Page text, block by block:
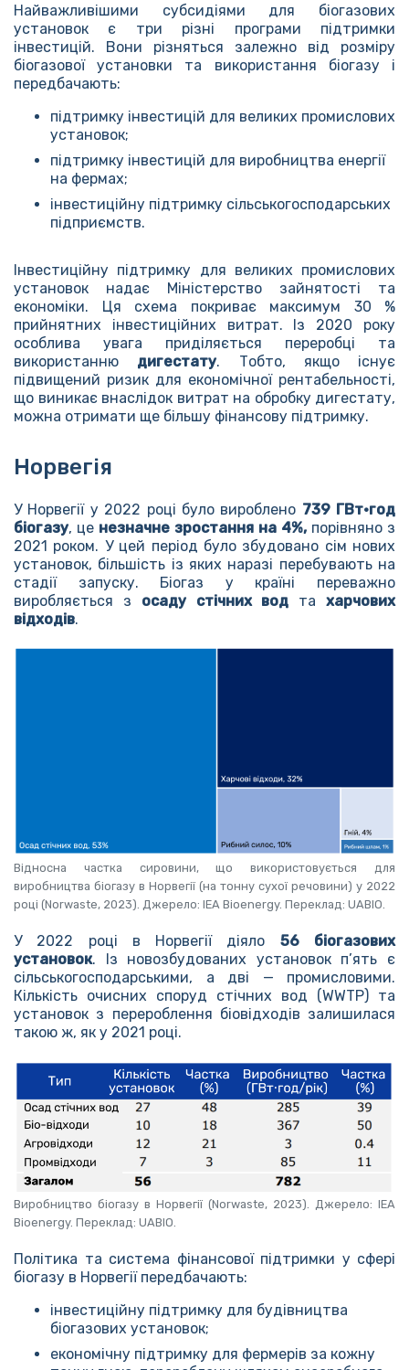
Найважливішими субсидіями для біогазових
установок є три різні програми підтримки
інвестицій. Вони різняться залежно від розміру
біогазової установки та використання біогазу і
передбачають:
підтримку інвестицій для великих промислових
установок;
підтримку інвестицій для виробництва енергії
на фермах;
інвестиційну підтримку сільськогосподарських
підприємств.
Інвестиційну підтримку для великих промислових
установок надає Міністерство зайнятості та
економіки. Ця схема покриває максимум 30 %
прийнятних інвестиційних витрат. Із 2020 року
особлива увага приділяється переробці та
використанню дигестату. Тобто, якщо існує
підвищений ризик для економічної рентабельності,
що виникає внаслідок витрат на обробку дигестату,
можна отримати ще більшу фінансову підтримку.
Норвегія
У Норвегії у 2022 році було вироблено 739 ГВт·год
біогазу, це незначне зростання на 4%, порівняно з
2021 роком. У цей період було збудовано сім нових
установок, більшість із яких наразі перебувають на
стадії запуску. Біогаз у країні переважно
виробляється з осаду стічних вод тахарчових
відходів.
Відносна частка сировини, що використовується для
виробництва біогазу в Норвегії (на тонну сухої речовини) у 2022
році (Norwaste, 2023). Джерело: IEA Bioenergy. Переклад: UABIO.
У 2022 році в Норвегії діяло 56 біогазових
установок. Із новозбудованих установок п’ять є
сільськогосподарськими, а дві — промисловими.
Кількість очисних споруд стічних вод (WWTP) та
установок з перероблення біовідходів залишилася
такою ж, як у 2021 році.
Виробництво біогазу в Норвегії (Norwaste, 2023). Джерело: IEA
Bioenergy. Переклад: UABIO.
Політика та система фінансової підтримки у сфері
біогазу в Норвегії передбачають:
інвестиційну підтримку для будівництва
біогазових установок;
економічну підтримку для фермерів за кожну